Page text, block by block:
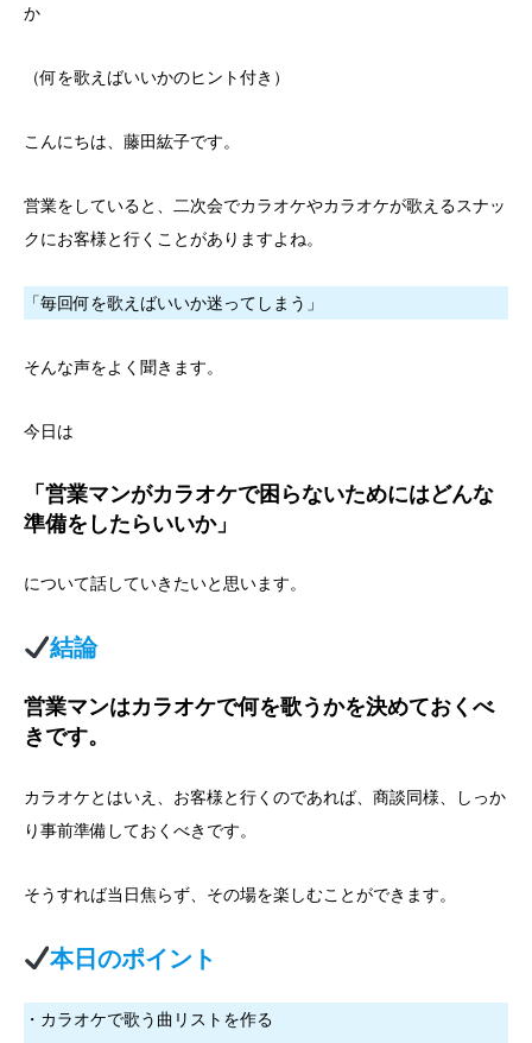
か
（何を歌えばいいかのヒント付き）
こんにちは、藤田紘子です。
営業をしていると、二次会でカラオケやカラオケが歌えるスナッ
クにお客様と行くことがありますよね。
「毎回何を歌えばいいか迷ってしまう」
そんな声をよく聞きます。
今日は
「営業マンがカラオケで困らないためにはどんな
準備をしたらいいか」
について話していきたいと思います。
結論
営業マンはカラオケで何を歌うかを決めておくべ
きです。
カラオケとはいえ、お客様と行くのであれば、商談同様、しっか
り事前準備しておくべきです。
そうすれば当日焦らず、その場を楽しむことができます。
本日のポイント
・カラオケで歌う曲リストを作る